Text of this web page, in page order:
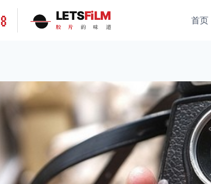
LETSFiLM
胶 片 的 味 道
首页